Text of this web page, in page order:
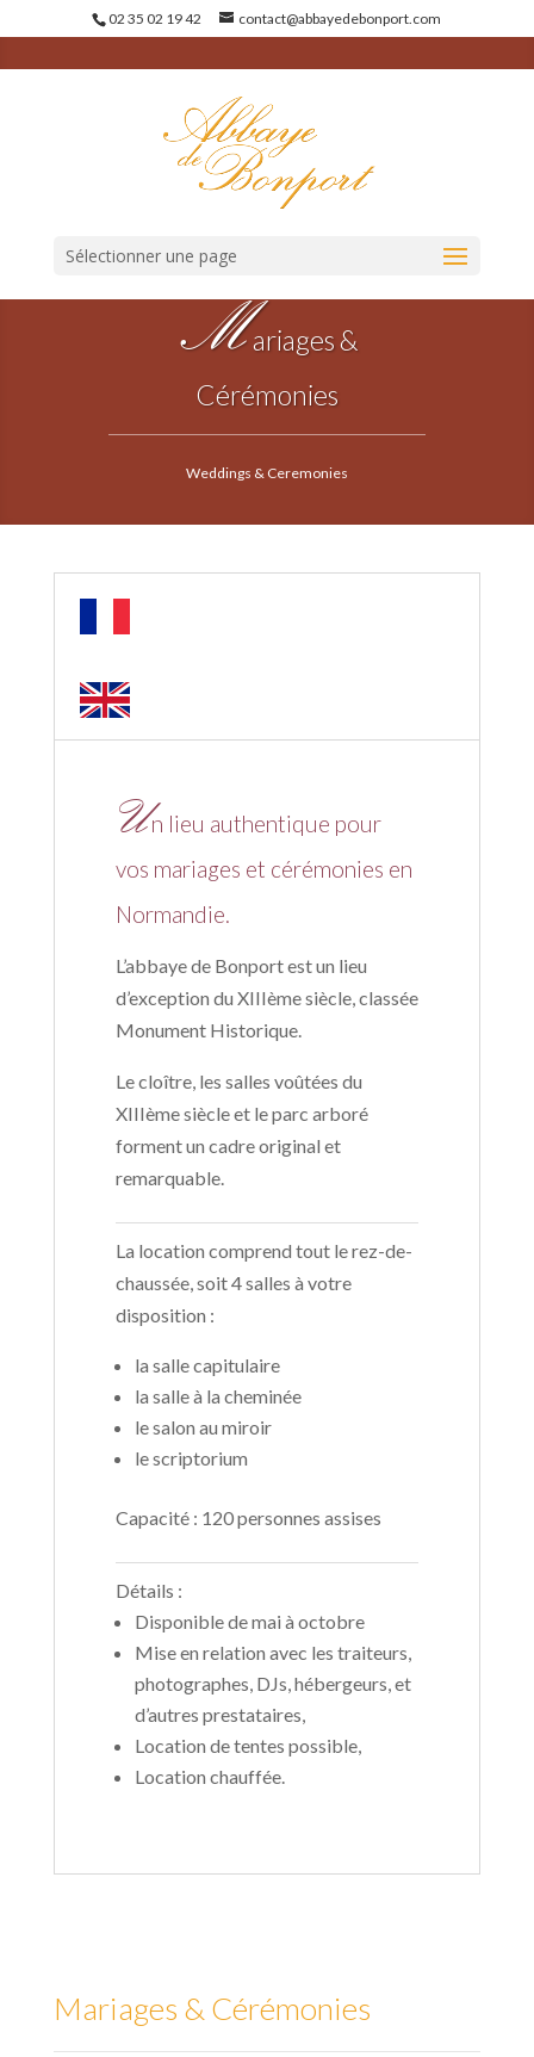
02 35 02 19 42 contact@abbayedebonport.com
Sélectionner une page
Mariages &
Cérémonies
Weddings & Ceremonies
Un lieu authentique pour
vos mariages et cérémonies en
Normandie.
L’abbaye de Bonport est un lieu
d’exception du XIIIème siècle, classée
Monument Historique.
Le cloître, les salles voûtées du
XIIIème siècle et le parc arboré
forment un cadre original et
remarquable.
La location comprend tout le rez-de-
chaussée, soit 4 salles à votre
disposition :
la salle capitulaire
la salle à la cheminée
le salon au miroir
le scriptorium
Capacité : 120 personnes assises
Détails :
Disponible de mai à octobre
Mise en relation avec les traiteurs,
photographes, DJs, hébergeurs, et
d’autres prestataires,
Location de tentes possible,
Location chauffée.
Mariages & Cérémonies